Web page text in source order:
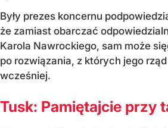
Były prezes koncernu
że zamiast obarczać
Karola Nawrockiego, sam może
po rozwiązania, z których jego rząd
wcześniej.
Tusk: Pamiętajcie przy